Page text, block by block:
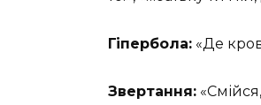
Гіпербола: «Де
Звертання: